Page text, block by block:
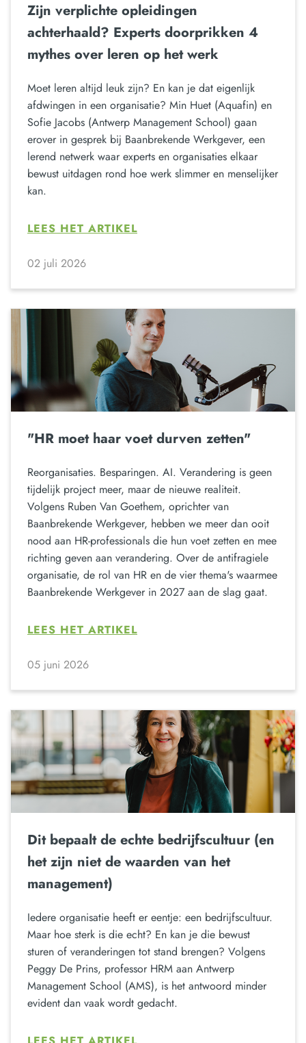
Zijn verplichte opleidingen
achterhaald? Experts doorprikken 4
mythes over leren op het werk
Moet leren altijd leuk zijn? En kan je dat eigenlijk
afdwingen in een organisatie? Min Huet (Aquafin) en
Sofie Jacobs (Antwerp Management School) gaan
erover in gesprek bij Baanbrekende Werkgever, een
lerend netwerk waar experts en organisaties elkaar
bewust uitdagen rond hoe werk slimmer en menselijker
kan.
LEES HET ARTIKEL
02 juli 2026
"HR moet haar voet durven zetten"
Reorganisaties. Besparingen. AI. Verandering is geen
tijdelijk project meer, maar de nieuwe realiteit.
Volgens Ruben Van Goethem, oprichter van
Baanbrekende Werkgever, hebben we meer dan ooit
nood aan HR-professionals die hun voet zetten en mee
richting geven aan verandering. Over de antifragiele
organisatie, de rol van HR en de vier thema's waarmee
Baanbrekende Werkgever in 2027 aan de slag gaat.
LEES HET ARTIKEL
05 juni 2026
Dit bepaalt de echte bedrijfscultuur (en
het zijn niet de waarden van het
management)
Iedere organisatie heeft er eentje: een bedrijfscultuur.
Maar hoe sterk is die echt? En kan je die bewust
sturen of veranderingen tot stand brengen? Volgens
Peggy De Prins, professor HRM aan Antwerp
Management School (AMS), is het antwoord minder
evident dan vaak wordt gedacht.